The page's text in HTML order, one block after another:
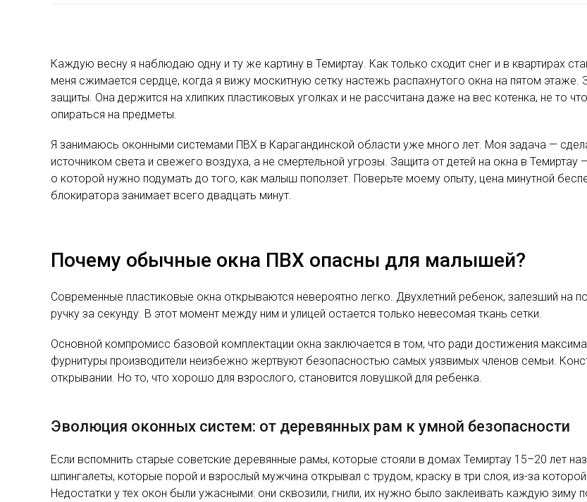
Каждую весну я наблюдаю одну и ту же картину в Темиртау. Как только сходит снег и в квартирах
меня сжимается сердце, когда я вижу москитную сетку настежь распахнутого окна на пятом этаже.
защиты. Она держится на хлипких пластиковых уголках и не рассчитана даже на вес котенка, не то
опираться на предметы.
Я занимаюсь оконными системами ПВХ в Карагандинской области уже много лет. Моя задача —
источником света и свежего воздуха, а не смертельной угрозы. Защита от детей на окна в
о которой нужно подумать до того, как малыш поползет. Поверьте моему опыту, цена минутной
блокиратора занимает всего двадцать минут.
Почему обычные окна ПВХ опасны для малышей?
Современные пластиковые окна открываются невероятно легко. Двухлетний ребенок, залезший на
ручку за секунду. В этот момент между ним и улицей остается только невесомая ткань сетки.
Основной компромисс базовой комплектации окна заключается в том, что ради достижения
фурнитуры производители неизбежно жертвуют безопасностью самых уязвимых членов семьи.
открывании. Но то, что хорошо для взрослого, становится ловушкой для ребенка.
Эволюция оконных систем: от деревянных рам к умной безопасности
Если вспомнить старые советские деревянные рамы, которые стояли в домах Темиртау 15–20 лет
шпингалеты, которые порой и взрослый мужчина открывал с трудом, краску в три слоя, из-за
Недостатки у тех окон были ужасными: они сквозили, гнили, их нужно было заклеивать каждую зиму